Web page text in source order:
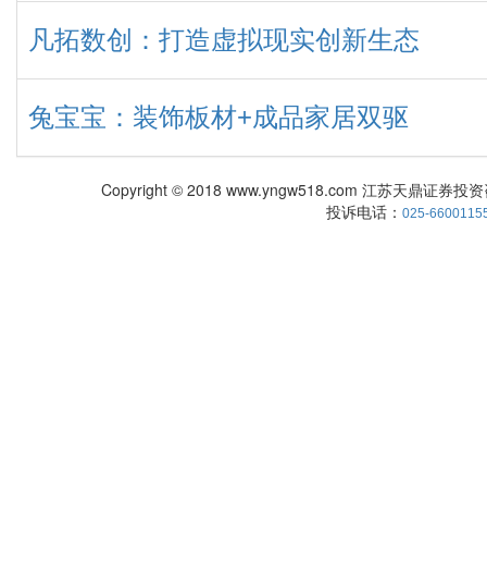
凡拓数创：打造虚拟现实创新生态
兔宝宝：装饰板材+成品家居双驱
Copyright © 2018 www.yngw518.com 江苏天鼎证券投
投诉电话： 025-